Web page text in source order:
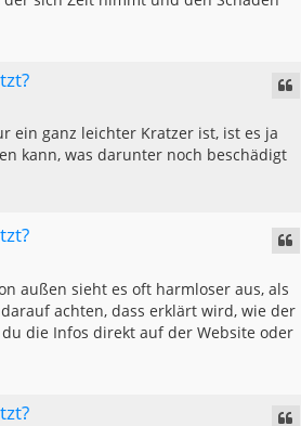
ein ganz leichter Kratzer ist, ist es ja
kann, was darunter noch beschädigt
außen sieht es oft harmloser aus, als
achten, dass erklärt wird, wie der
die Infos direkt auf der Website oder